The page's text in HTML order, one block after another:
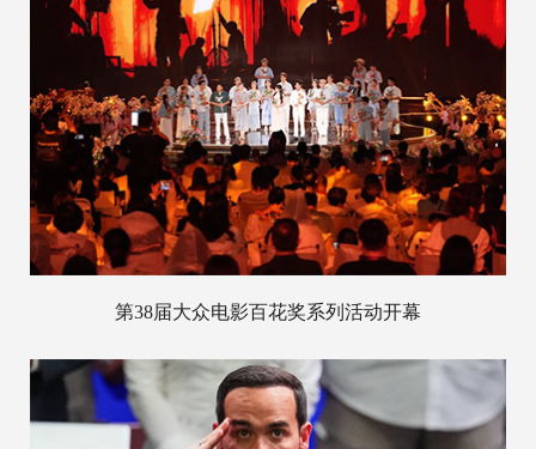
第38届大众电影百花奖系列活动开幕